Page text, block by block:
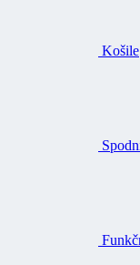
Košile